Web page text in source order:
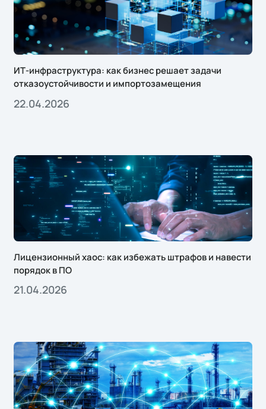
ИТ-инфраструктура: как бизнес решает задачи
отказоустойчивости и импортозамещения
22.04.2026
Лицензионный хаос: как избежать штрафов и навести
порядок в ПО
21.04.2026